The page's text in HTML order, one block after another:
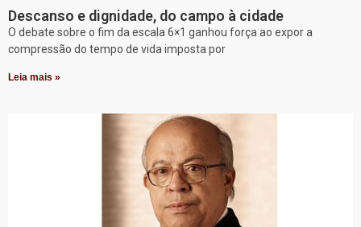
Descanso e dignidade, do campo à cidade
O debate sobre o fim da escala 6×1 ganhou força ao expor a
compressão do tempo de vida imposta por
Leia mais »